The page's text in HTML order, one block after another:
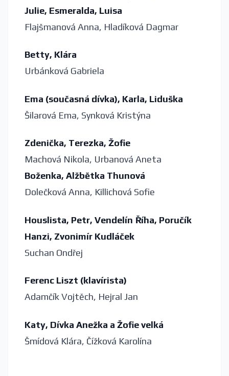
Julie, Esmeralda, Luisa
Flajšmanová Anna, Hladíková Dagmar
Betty, Klára
Urbánková Gabriela
Ema (současná dívka), Karla, Liduška
Šilarová Ema, Synková Kristýna
Zdenička, Terezka, Žofie
Machová Nikola, Urbanová Aneta
Boženka, Alžbětka Thunová
Dolečková Anna, Killichová Sofie
Houslista, Petr, Vendelín Říha, Poručík
Hanzi, Zvonimír Kudláček
Suchan Ondřej
Ferenc Liszt (klavírista)
Adamčík Vojtěch, Hejral Jan
Katy, Dívka Anežka a Žofie velká
Šmídová Klára, Čížková Karolína